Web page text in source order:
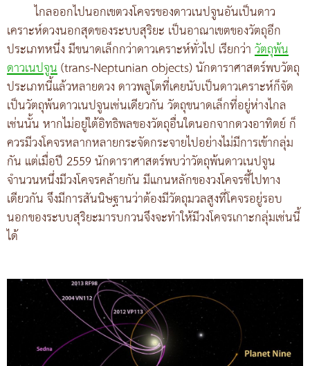
ไกลออกไปนอกเขตวงโคจรของดาวเนปจูนอันเป็นดาว
เคราะห์ดวงนอกสุดของระบบสุริยะ เป็นอาณาเขตของวัตถุอีก
ประเภทหนึ่ง มีขนาดเล็กกว่าดาวเคราะห์ทั่วไป เรียกว่าวัตถุพ้น
ดาวเนปจูน(trans-Neptunian objects) นักดาราศาสตร์พบวัตถุ
ประเภทนี้แล้วหลายดวง ดาวพลูโตที่เคยนับเป็นดาวเคราะห์ก็จัด
เป็นวัตถุพ้นดาวเนปจูนเช่นเดียวกัน วัตถุขนาดเล็กที่อยู่ห่างไกล
เช่นนั้น หากไม่อยู่ใต้อิทธิพลของวัตถุอื่นใดนอกจากดวงอาทิตย์ ก็
ควรมีวงโคจรหลากหลายกระจัดกระจายไปอย่างไม่มีการเข้ากลุ่ม
กัน แต่เมื่อปี 2559 นักดาราศาสตร์พบว่าวัตถุพ้นดาวเนปจูน
จำนวนหนึ่งมีวงโคจรคล้ายกัน มีแกนหลักของวงโคจรชี้ไปทาง
เดียวกัน จึงมีการสันนิษฐานว่าต้องมีวัตถุมวลสูงที่โคจรอยู่รอบ
นอกของระบบสุริยะมารบกวนจึงจะทำให้มีวงโคจรเกาะกลุ่มเช่นนี้
ได้